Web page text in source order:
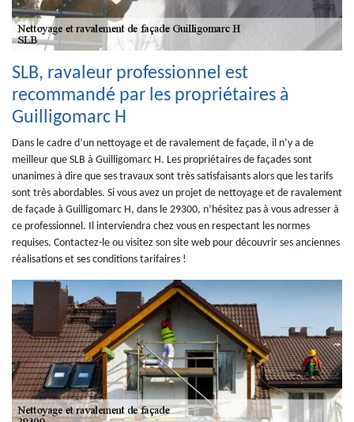
SLB, ravaleur professionnel est
recommandé par les propriétaires à
Guilligomarc H
Dans le cadre d’un nettoyage et de ravalement de façade, il n’y a de
meilleur que SLB à Guilligomarc H. Les propriétaires de façades sont
unanimes à dire que ses travaux sont très satisfaisants alors que les tarifs
sont très abordables. Si vous avez un projet de nettoyage et de ravalement
de façade à Guilligomarc H, dans le 29300, n’hésitez pas à vous adresser à
ce professionnel. Il interviendra chez vous en respectant les normes
requises. Contactez-le ou visitez son site web pour découvrir ses anciennes
réalisations et ses conditions tarifaires !